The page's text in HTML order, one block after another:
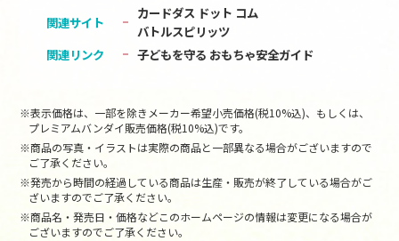
関連サイト
カードダス ドット コム
バトルスピリッツ
関連リンク
子どもを守る おもちゃ安全ガイド
※表示価格は、一部を除きメーカー希望小売価格(税10%込)、もしくは、
プレミアムバンダイ販売価格(税10%込)です。
※商品の写真・イラストは実際の商品と一部異なる場合がございますので
ご了承ください。
※発売から時間の経過している商品は生産・販売が終了している場合がご
ざいますのでご了承ください。
※商品名・発売日・価格などこのホームページの情報は変更になる場合が
ございますのでご了承ください。